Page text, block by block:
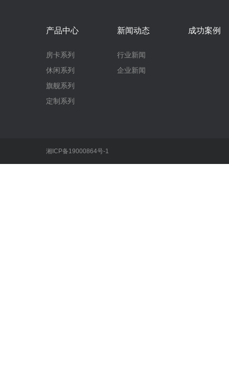
产品中心
房卡系列
休闲系列
旗舰系列
定制系列
新闻动态
行业新闻
企业新闻
成功案例
湘ICP备19000864号-1